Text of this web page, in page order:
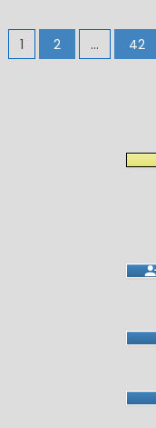
Pagination
des
1 2 … 42